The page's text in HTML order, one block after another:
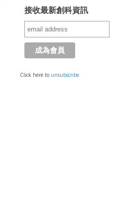
接收最新創科資訊
Click here to unsubscribe